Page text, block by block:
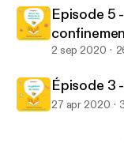
Episode 5
2 sep 2020
Épisode 3
27 apr 2020